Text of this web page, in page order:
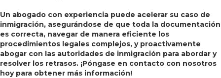
Un abogado con experiencia puede acelerar su caso de
inmigración, asegurándose de que toda la documentación
es correcta, navegar de manera eficiente los
procedimientos legales complejos, y proactivamente
abogar con las autoridades de inmigración para abordar y
resolver los retrasos. ¡Póngase en contacto con nosotros
hoy para obtener más información!